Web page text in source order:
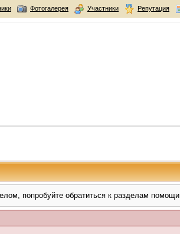
Фотогалерея Участники Репутация
попробуйте обратиться к разделам помощи